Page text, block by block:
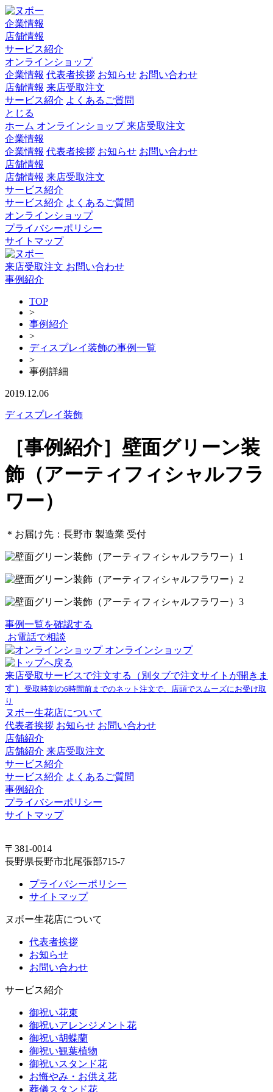
企業情報
店舗情報
サービス紹介
オンラインショップ
企業情報 代表者挨拶 お知らせ お問い合わせ
店舗情報 来店受取注文
サービス紹介 よくあるご質問
とじる
ホーム オンラインショップ来店受取注文
企業情報
企業情報 代表者挨拶 お知らせ お問い合わせ
店舗情報
店舗情報 来店受取注文
サービス紹介
サービス紹介 よくあるご質問
オンラインショップ
プライバシーポリシー
サイトマップ
来店受取注文 お問い合わせ
事例紹介
TOP
>
事例紹介
>
ディスプレイ装飾の事例一覧
>
事例詳細
2019.12.06
ディスプレイ装飾
［事例紹介］壁面グリーン装
飾（アーティフィシャルフラ
ワー）
＊お届け先：長野市 製造業 受付
事例一覧を確認する
お電話で相談
オンラインショップ
来店受取サービスで注文する
（別タブで注文サイトが開きま
す） 受取時刻の6時間前までのネット注文で、店頭でスムーズにお受け取
り
ヌボー生花店について
代表者挨拶 お知らせ お問い合わせ
店舗紹介
店舗紹介 来店受取注文
サービス紹介
サービス紹介 よくあるご質問
事例紹介
プライバシーポリシー
サイトマップ
〒381-0014
長野県長野市北尾張部715-7
プライバシーポリシー
サイトマップ
ヌボー生花店について
代表者挨拶
お知らせ
お問い合わせ
サービス紹介
御祝い花束
御祝いアレンジメント花
御祝い胡蝶蘭
御祝い観葉植物
御祝いスタンド花
お悔やみ・お供え花
葬儀スタンド花